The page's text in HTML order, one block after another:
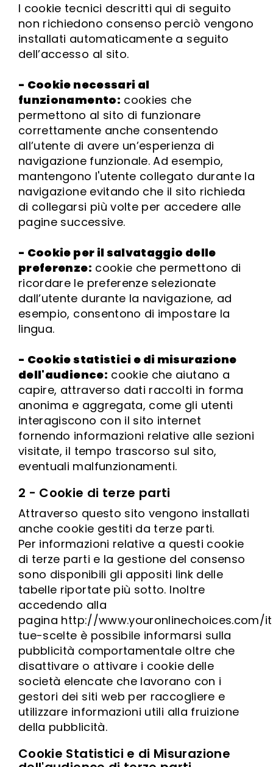
I cookie tecnici descritti qui di seguito
non richiedono consenso perciò vengono
installati automaticamente a seguito
dell’accesso al sito.
- Cookie necessari al
funzionamento: cookies che
permettono al sito di funzionare
correttamente anche consentendo
all’utente di avere un’esperienza di
navigazione funzionale. Ad esempio,
mantengono l'utente collegato durante la
navigazione evitando che il sito richieda
di collegarsi più volte per accedere alle
pagine successive.
- Cookie per il salvataggio delle
preferenze: cookie che permettono di
ricordare le preferenze selezionate
dall’utente durante la navigazione, ad
esempio, consentono di impostare la
lingua.
- Cookie statistici e di misurazione
dell'audience: cookie che aiutano a
capire, attraverso dati raccolti in forma
anonima e aggregata, come gli utenti
interagiscono con il sito internet
fornendo informazioni relative alle sezioni
visitate, il tempo trascorso sul sito,
eventuali malfunzionamenti.
2 - Cookie di terze parti
Attraverso questo sito vengono installati
anche cookie gestiti da terze parti.
Per informazioni relative a questi cookie
di terze parti e la gestione del consenso
sono disponibili gli appositi link delle
tabelle riportate più sotto. Inoltre
accedendo alla
pagina http://www.youronlinechoices.com/
tue-scelte è possibile informarsi sulla
pubblicità comportamentale oltre che
disattivare o attivare i cookie delle
società elencate che lavorano con i
gestori dei siti web per raccogliere e
utilizzare informazioni utili alla fruizione
della pubblicità.
Cookie Statistici e di Misurazione